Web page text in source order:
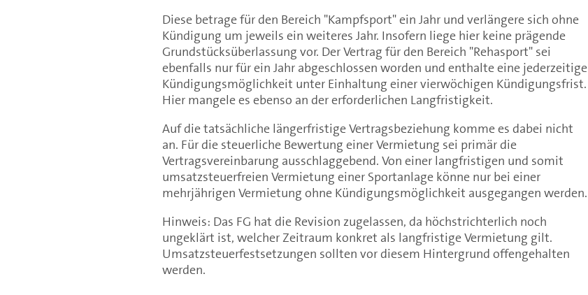
Diese betrage für den Bereich "Kampfsport" ein Jahr und verlängere sich ohne
Kündigung um jeweils ein weiteres Jahr. Insofern liege hier keine prägende
Grundstücksüberlassung vor. Der Vertrag für den Bereich "Rehasport" sei
ebenfalls nur für ein Jahr abgeschlossen worden und enthalte eine jederzeitige
Kündigungsmöglichkeit unter Einhaltung einer vierwöchigen Kündigungsfrist.
Hier mangele es ebenso an der erforderlichen Langfristigkeit.
Auf die tatsächliche längerfristige Vertragsbeziehung komme es dabei nicht
an. Für die steuerliche Bewertung einer Vermietung sei primär die
Vertragsvereinbarung ausschlaggebend. Von einer langfristigen und somit
umsatzsteuerfreien Vermietung einer Sportanlage könne nur bei einer
mehrjährigen Vermietung ohne Kündigungsmöglichkeit ausgegangen werden.
Hinweis: Das FG hat die Revision zugelassen, da höchstrichterlich noch
ungeklärt ist, welcher Zeitraum konkret als langfristige Vermietung gilt.
Umsatzsteuerfestsetzungen sollten vor diesem Hintergrund offengehalten
werden.